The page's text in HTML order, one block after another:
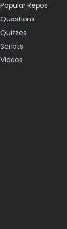
Popular Repos
Questions
Quizzes
Scripts
Videos